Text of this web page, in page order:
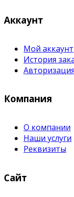
Аккаунт
Мой аккаунт
История
Авторизация
Компания
О компании
Наши услуги
Реквизиты
Сайт